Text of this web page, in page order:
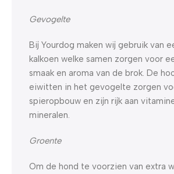
Gevogelte
Bij Yourdog maken wij gebruik van
kalkoen welke samen zorgen voor
smaak en aroma van de brok. De
eiwitten in het gevogelte zorgen
spieropbouw en zijn rijk aan
mineralen.
Groente
Om de hond te voorzien van extra